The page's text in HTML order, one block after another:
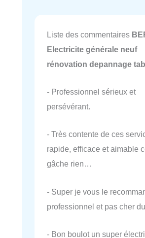
Liste des commentaires
Electricite générale neuf
rénovation depannage
- Professionnel sérieux et
persévérant.
- Très contente de ces
rapide, efficace et aimable
gâche rien…
- Super je vous le
professionnel et pas cher
- Bon boulot un super